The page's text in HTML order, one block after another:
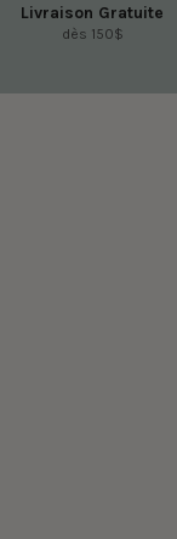
Livraison Gratuite
dès 150$